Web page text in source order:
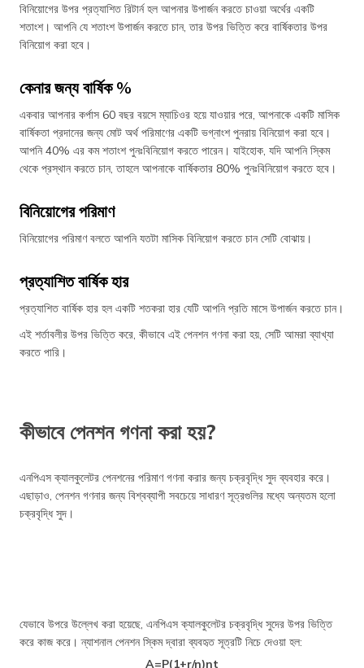
বিনিয়োগের উপর প্রত্যাশিত রিটার্ন হল আপনার উপার্জন করতে চাওয়া অর্থের একটি
শতাংশ। আপনি যে শতাংশ উপার্জন করতে চান, তার উপর ভিত্তি করে বার্ষিকতার উপর
বিনিয়োগ করা হবে।
কেনার জন্য বার্ষিক %
একবার আপনার কর্পাস 60 বছর বয়সে ম্যাচিওর হয়ে যাওয়ার পরে, আপনাকে একটি মাসিক
বার্ষিকতা প্রদানের জন্য মোট অর্থ পরিমাণের একটি ভগ্নাংশ পুনরায় বিনিয়োগ করা হবে।
আপনি 40% এর কম শতাংশ পুনঃবিনিয়োগ করতে পারেন। যাইহোক, যদি আপনি স্কিম
থেকে প্রস্থান করতে চান, তাহলে আপনাকে বার্ষিকতার 80% পুনঃবিনিয়োগ করতে হবে।
বিনিয়োগের পরিমাণ
বিনিয়োগের পরিমাণ বলতে আপনি যতটা মাসিক বিনিয়োগ করতে চান সেটি বোঝায়।
প্রত্যাশিত বার্ষিক হার
প্রত্যাশিত বার্ষিক হার হল একটি শতকরা হার যেটি আপনি প্রতি মাসে উপার্জন করতে চান।
এই শর্তাবলীর উপর ভিত্তি করে, কীভাবে এই পেনশন গণনা করা হয়, সেটি আমরা ব্যাখ্যা
করতে পারি।
কীভাবে পেনশন গণনা করা হয়?
এনপিএস ক্যালকুলেটর পেনশনের পরিমাণ গণনা করার জন্য চক্রবৃদ্ধি সুদ ব্যবহার করে।
এছাড়াও, পেনশন গণনার জন্য বিশ্বব্যাপী সবচেয়ে সাধারণ সূত্রগুলির মধ্যে অন্যতম হলো
চক্রবৃদ্ধি সুদ।
যেভাবে উপরে উল্লেখ করা হয়েছে, এনপিএস ক্যালকুলেটর চক্রবৃদ্ধি সুদের উপর ভিত্তি
করে কাজ করে। ন্যাশনাল পেনশন স্কিম দ্বারা ব্যবহৃত সূত্রটি নিচে দেওয়া হল:
A=P(1+r/n)nt